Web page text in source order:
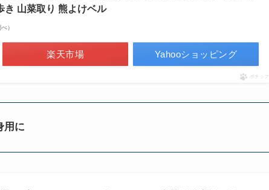
き 山菜取り 熊よけベル
）
楽天市場 Yahooショッピング
ポチップ
用に